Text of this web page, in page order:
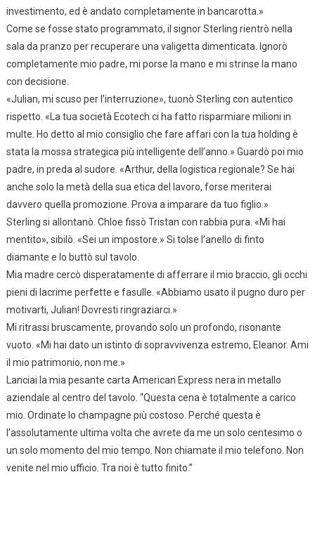
investimento, ed è andato completamente in bancarotta.»
Come se fosse stato programmato, il signor Sterling rientrò nella
sala da pranzo per recuperare una valigetta dimenticata. Ignorò
completamente mio padre, mi porse la mano e mi strinse la mano
con decisione.
«Julian, mi scuso per l’interruzione», tuonò Sterling con autentico
rispetto. «La tua società Ecotech ci ha fatto risparmiare milioni in
multe. Ho detto al mio consiglio che fare affari con la tua holding è
stata la mossa strategica più intelligente dell’anno.» Guardò poi mio
padre, in preda al sudore. «Arthur, della logistica regionale? Se hai
anche solo la metà della sua etica del lavoro, forse meriterai
davvero quella promozione. Prova a imparare da tuo figlio.»
Sterling si allontanò. Chloe fissò Tristan con rabbia pura. «Mi hai
mentito», sibilò. «Sei un impostore.» Si tolse l’anello di finto
diamante e lo buttò sul tavolo.
Mia madre cercò disperatamente di afferrare il mio braccio, gli occhi
pieni di lacrime perfette e fasulle. «Abbiamo usato il pugno duro per
motivarti, Julian! Dovresti ringraziarci.»
Mi ritrassi bruscamente, provando solo un profondo, risonante
vuoto. «Mi hai dato un istinto di sopravvivenza estremo, Eleanor. Ami
il mio patrimonio, non me.»
Lanciai la mia pesante carta American Express nera in metallo
aziendale al centro del tavolo. “Questa cena è totalmente a carico
mio. Ordinate lo champagne più costoso. Perché questa è
l’assolutamente ultima volta che avrete da me un solo centesimo o
un solo momento del mio tempo. Non chiamate il mio telefono. Non
venite nel mio ufficio. Tra noi è tutto finito.”